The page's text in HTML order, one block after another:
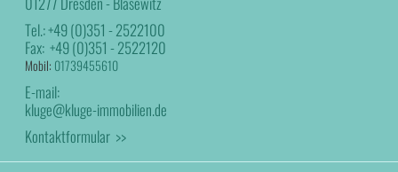
Tel.:+49 (0)351 - 2522100
Fax:+49 (0)351 - 2522120
Mobil: 01739455610
E-mail:
kluge@kluge-immobilien.de
Kontaktformular >>